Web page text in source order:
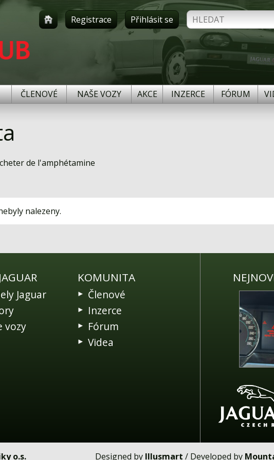
Registrace Přihlásit se
ČLENOVÉ NAŠE VOZY AKCE INZERCE FÓRUM
de l'amphétamine
nalezeny.
Jaguar
vozy
KOMUNITA
Členové
Inzerce
Fórum
Videa
o.s. Designed by Illusmart / Developed by